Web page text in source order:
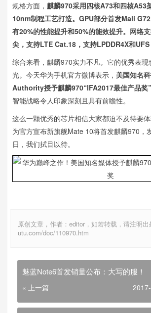
规格方面， 麒麟970采用四核A73和四核A53
10nm制程工艺打造。GPU部分首发Mali
有20%的性能提升和50%的能效提升。网络
尖，支持LTE Cat.18，支持LPDDR4X和UFS
综合来看，麒麟970实力不凡。它的优秀表现
光。今天华为手机官方微博表示， 美国知名
Authority授予麒麟970“IFA2017最佳产品奖”
智能战略令人印象深刻且具有前瞻性。
这么一颗优秀的芯片相信大家都迫不及待要
为官方宣布新旗舰Mate 10将首发麒麟970，
日，我们拭目以待。
原创文章，作者：editor，如若转载，请注明
utu.com/doc/110970.htm
魅蓝Note6首发销量公布：大写的服！
« 上一篇